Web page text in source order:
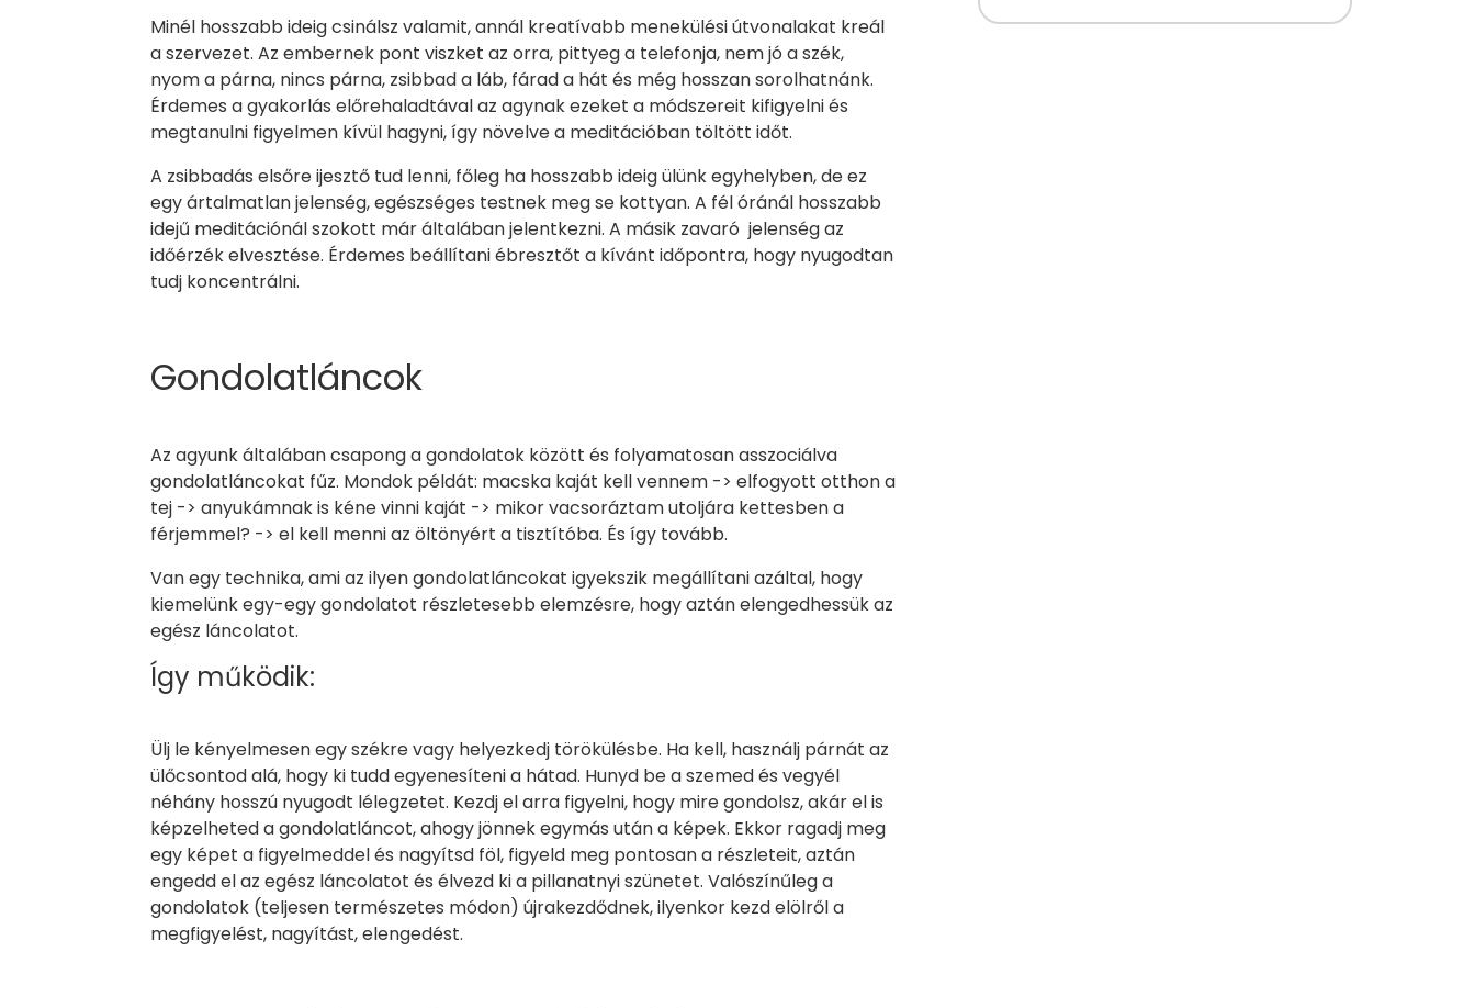
Minél hosszabb ideig csinálsz valamit, annál kreatívabb menekülési útvonalakat kreál
a szervezet. Az embernek pont viszket az orra, pittyeg a telefonja, nem jó a szék,
nyom a párna, nincs párna, zsibbad a láb, fárad a hát és még hosszan sorolhatnánk.
Érdemes a gyakorlás előrehaladtával az agynak ezeket a módszereit kifigyelni és
megtanulni figyelmen kívül hagyni, így növelve a meditációban töltött időt.
A zsibbadás elsőre ijesztő tud lenni, főleg ha hosszabb ideig ülünk egyhelyben, de ez
egy ártalmatlan jelenség, egészséges testnek meg se kottyan. A fél óránál hosszabb
idejű meditációnál szokott már általában jelentkezni. A másik zavaró jelenség az
időérzék elvesztése. Érdemes beállítani ébresztőt a kívánt időpontra, hogy nyugodtan
tudj koncentrálni.
Gondolatláncok
Az agyunk általában csapong a gondolatok között és folyamatosan asszociálva
gondolatláncokat fűz. Mondok példát: macska kaját kell vennem -> elfogyott otthon a
tej -> anyukámnak is kéne vinni kaját -> mikor vacsoráztam utoljára kettesben a
férjemmel? -> el kell menni az öltönyért a tisztítóba. És így tovább.
Van egy technika, ami az ilyen gondolatláncokat igyekszik megállítani azáltal, hogy
kiemelünk egy-egy gondolatot részletesebb elemzésre, hogy aztán elengedhessük az
egész láncolatot.
Így működik:
Ülj le kényelmesen egy székre vagy helyezkedj törökülésbe. Ha kell, használj párnát az
ülőcsontod alá, hogy ki tudd egyenesíteni a hátad. Hunyd be a szemed és vegyél
néhány hosszú nyugodt lélegzetet. Kezdj el arra figyelni, hogy mire gondolsz, akár el is
képzelheted a gondolatláncot, ahogy jönnek egymás után a képek. Ekkor ragadj meg
egy képet a figyelmeddel és nagyítsd föl, figyeld meg pontosan a részleteit, aztán
engedd el az egész láncolatot és élvezd ki a pillanatnyi szünetet. Valószínűleg a
gondolatok (teljesen természetes módon) újrakezdődnek, ilyenkor kezd elölről a
megfigyelést, nagyítást, elengedést.